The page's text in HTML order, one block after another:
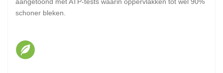
schoner bleken.